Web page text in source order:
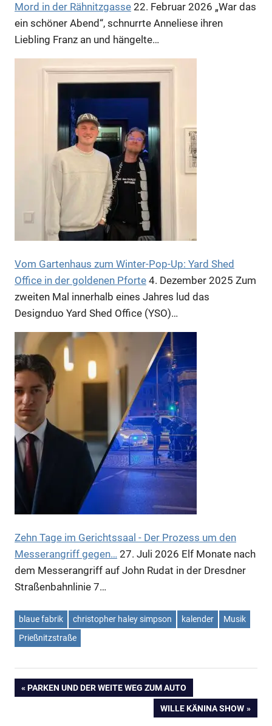
Anzeige
Anzeige
Anzeige
Anzeige
Anzeige
Mord in der Rähnitzgasse 22. Februar 2026 „War das
ein schöner Abend“, schnurrte Anneliese ihren
Liebling Franz an und hängelte…
Vom Gartenhaus zum Winter-Pop-Up: Yard Shed
Office in der goldenen Pforte 4. Dezember 2025 Zum
zweiten Mal innerhalb eines Jahres lud das
Designduo Yard Shed Office (YSO)…
Zehn Tage im Gerichtssaal - Der Prozess um den
Messerangriff gegen… 27. Juli 2026 Elf Monate nach
dem Messerangriff auf John Rudat in der Dresdner
Straßenbahnlinie 7…
blaue fabrik christopher haley simpson kalender
Musik
Prießnitzstraße
Beitragsnavigation
VORHERIGER
PARKEN UND DER WEITE WEG ZUM AUTO
NÄCHSTER
WILLE KÄNINA SHOW